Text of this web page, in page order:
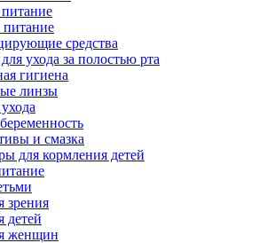
питание
средства
ухода за полостью рта
гигиена
линзы
и смазка
для кормления детей
женщин